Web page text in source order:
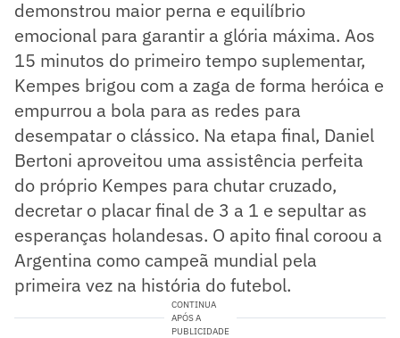
demonstrou maior perna e equilíbrio
emocional para garantir a glória máxima. Aos
15 minutos do primeiro tempo suplementar,
Kempes brigou com a zaga de forma heróica e
empurrou a bola para as redes para
desempatar o clássico. Na etapa final, Daniel
Bertoni aproveitou uma assistência perfeita
do próprio Kempes para chutar cruzado,
decretar o placar final de 3 a 1 e sepultar as
esperanças holandesas. O apito final coroou a
Argentina como campeã mundial pela
primeira vez na história do futebol.
CONTINUA
APÓS A
PUBLICIDADE